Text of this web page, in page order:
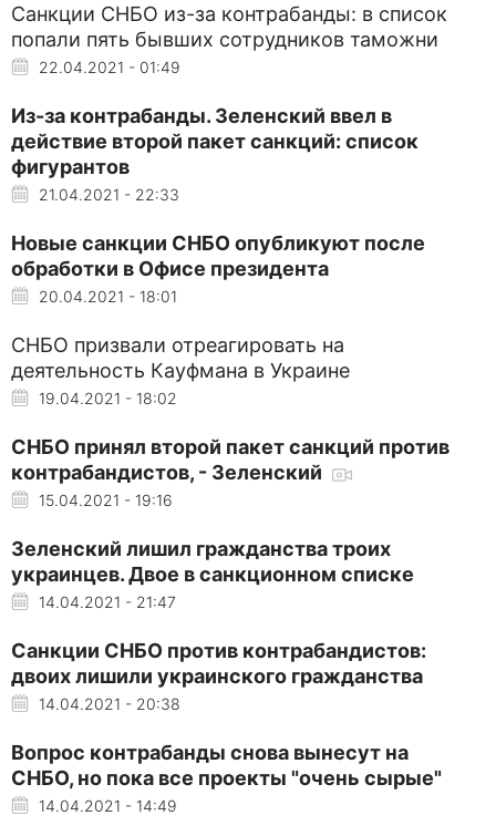
Санкции СНБО из-за контрабанды: в список
попали пять бывших сотрудников таможни
22.04.2021 - 01:49
Из-за контрабанды. Зеленский ввел в
действие второй пакет санкций: список
фигурантов
21.04.2021 - 22:33
Новые санкции СНБО опубликуют после
обработки в Офисе президента
20.04.2021 - 18:01
СНБО призвали отреагировать на
деятельность Кауфмана в Украине
19.04.2021 - 18:02
СНБО принял второй пакет санкций против
контрабандистов, - Зеленский
15.04.2021 - 19:16
Зеленский лишил гражданства троих
украинцев. Двое в санкционном списке
14.04.2021 - 21:47
Санкции СНБО против контрабандистов:
двоих лишили украинского гражданства
14.04.2021 - 20:38
Вопрос контрабанды снова вынесут на
СНБО, но пока все проекты "очень сырые"
14.04.2021 - 14:49